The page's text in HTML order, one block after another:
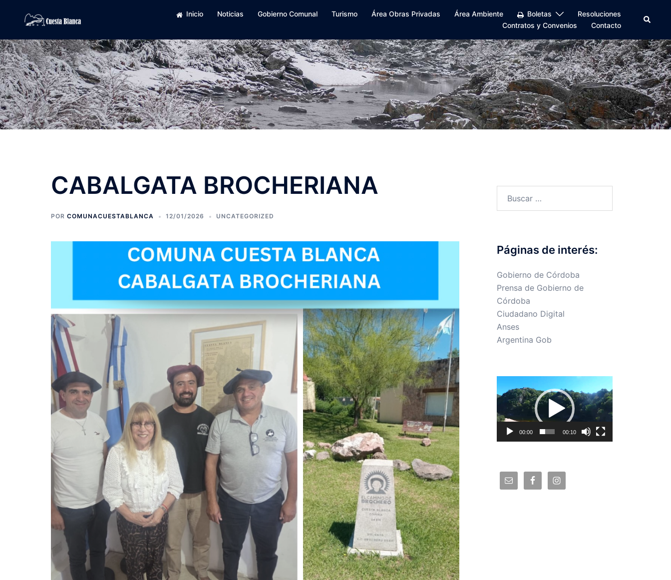
Inicio Noticias Gobierno Comunal Turismo Área Obras Privadas Área Ambiente Boletas
Resoluciones
Contratos y Convenios
Contacto
Buscar
CABALGATA BROCHERIANA
POR COMUNACUESTABLANCA 12/01/2026 UNCATEGORIZED
Páginas de interés:
Gobierno de Córdoba
Prensa de Gobierno de
Córdoba
Ciudadano Digital
Anses
Argentina Gob
de
vídeo
00:00 00:10